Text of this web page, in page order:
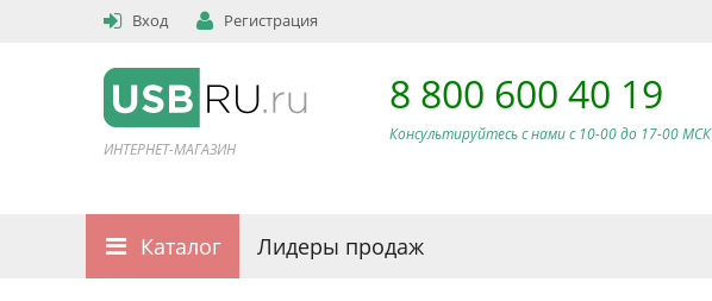
Вход Регистрация
ИНТЕРНЕТ-МАГАЗИН
8 800 600 40 19
Консультируйтесь с нами c 10-00 до 17-00 МСК
Каталог Лидеры продаж